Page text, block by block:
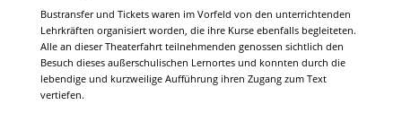
Bustransfer und Tickets waren im Vorfeld von den unterrichtenden
Lehrkräften organisiert worden, die ihre Kurse ebenfalls begleiteten.
Alle an dieser Theaterfahrt teilnehmenden genossen sichtlich den
Besuch dieses außerschulischen Lernortes und konnten durch die
lebendige und kurzweilige Aufführung ihren Zugang zum Text
vertiefen.